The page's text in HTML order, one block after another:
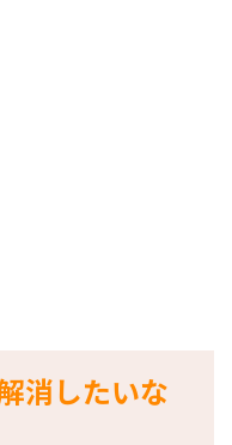
消したいな